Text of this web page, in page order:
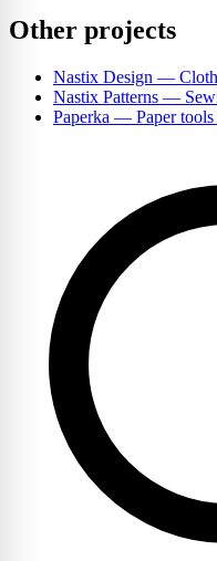
Other projects
Nastix Design —
Nastix Patterns —
Paperka — Paper tools